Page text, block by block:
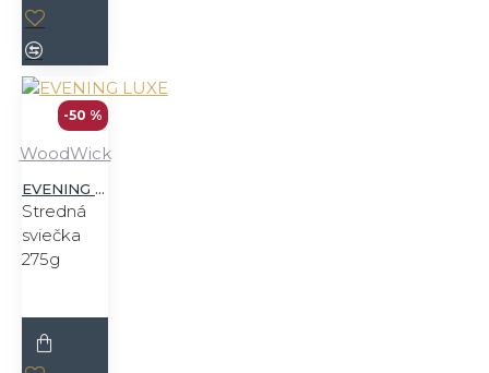
-50 %
WoodWick
EVENING LUXE
Stredná
sviečka
275g